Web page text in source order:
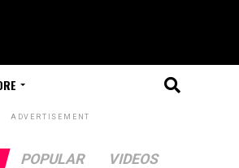
ADVERTISEMENT
POPULAR VIDEOS